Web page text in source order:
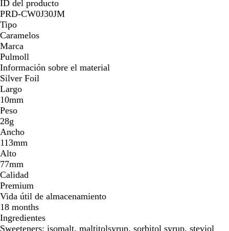
ID del producto
PRD-CW0J30JM
Tipo
Caramelos
Marca
Pulmoll
Información sobre el material
Silver Foil
Largo
10mm
Peso
28g
Ancho
113mm
Alto
77mm
Calidad
Premium
Vida útil de almacenamiento
18 months
Ingredientes
Sweeteners: isomalt, maltitolsyrup, sorbitol syrup, steviol